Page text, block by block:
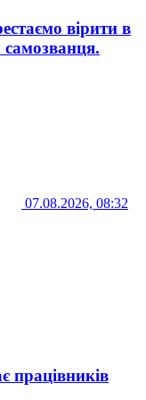
вірити в
самозванця.
07.08.2026, 08:32
працівників